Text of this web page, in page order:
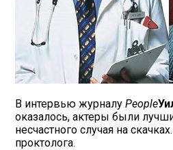
В интервью журналу People
оказалось, актеры были
несчастного случая на
проктолога.